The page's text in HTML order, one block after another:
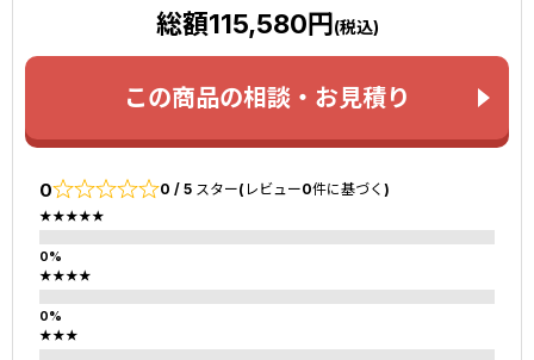
総額115,580円 (税込)
この商品の相談・お見積り
0 0 / 5 スター(レビュー0件に基づく)
★★★★★
★★★★
★★★